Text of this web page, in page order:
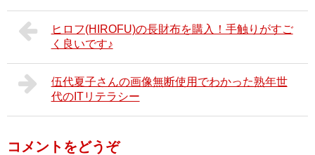
ヒロフ(HIROFU)の長財布を購入！手触りがすご
く良いです♪
伍代夏子さんの画像無断使用でわかった熟年世
代のITリテラシー
コメントをどうぞ